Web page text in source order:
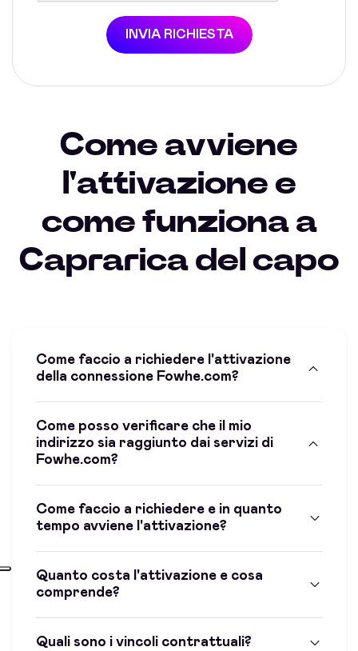
INVIA RICHIESTA
Come avviene
l'attivazione e
come funziona a
Caprarica del capo
Come faccio a richiedere l'attivazione
della connessione Fowhe.com?
Come posso verificare che il mio
indirizzo sia raggiunto dai servizi di
Fowhe.com?
Come faccio a richiedere e in quanto
tempo avviene l'attivazione?
Quanto costa l'attivazione e cosa
comprende?
Quali sono i vincoli contrattuali?